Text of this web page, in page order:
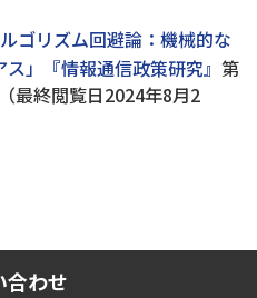
ゴリズム回避論：機械的な
」『情報通信政策研究』 第
最終閲覧日2024年8月2
合わせ